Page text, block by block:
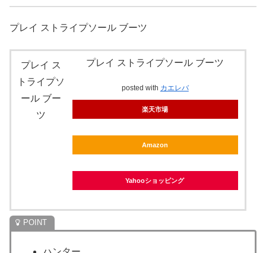
プレイ ストライプソール ブーツ
プレイ ス
トライプソ
ール ブー
ツ
プレイ ストライプソール ブーツ
posted with カエレバ
楽天市場
Amazon
Yahooショッピング